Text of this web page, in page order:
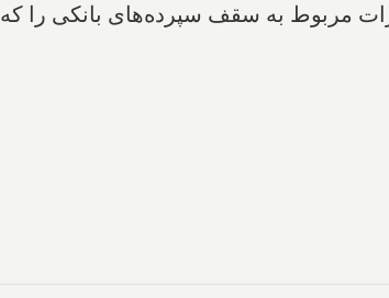
مربوط به سقف سپرده‌های بانکی را